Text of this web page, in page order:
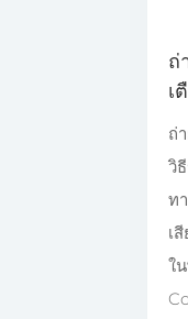
ถ่
เ
ถ่
วิ
ท
เ
ใ